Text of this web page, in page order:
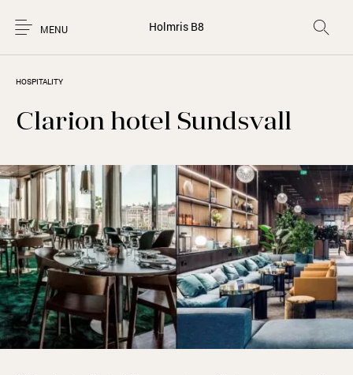
MENU Holmris B8
HOSPITALITY
Clarion hotel Sundsvall